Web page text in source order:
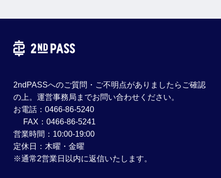
2ndPASSへのご質問・ご不明点がありましたらご確認
の上。運営事務局までお問い合わせください。
お電話：0466-86-5240
FAX：0466-86-5241
営業時間：10:00-19:00
定休日：木曜・金曜
※通常2営業日以内に返信いたします。